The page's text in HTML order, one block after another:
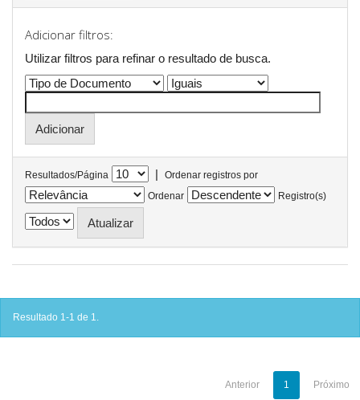
Adicionar filtros:
Utilizar filtros para refinar o resultado de busca.
Resultados/Página |
Ordenar registros por
Ordenar
Registro(s)
Resultado 1-1 de 1.
Anterior 1 Próximo